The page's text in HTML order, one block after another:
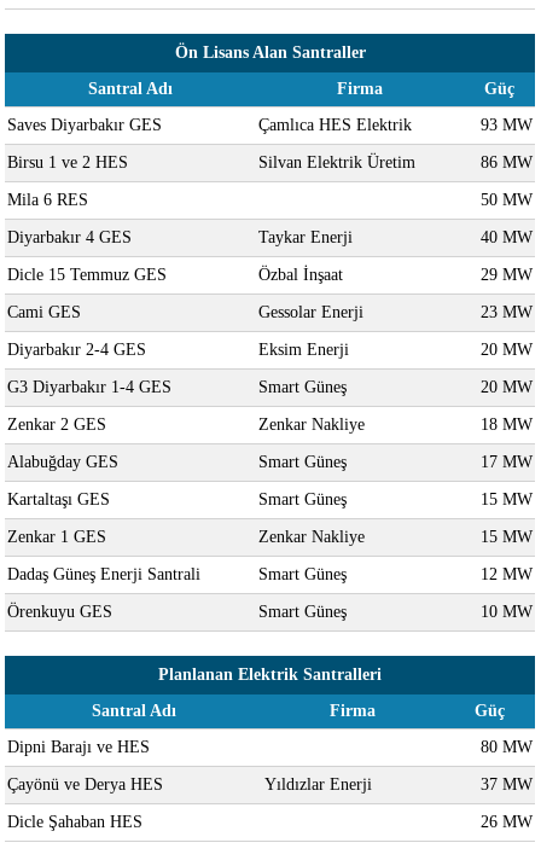
Ön Lisans Alan Santraller
Santral Adı
Firma
Güç
Saves Diyarbakır GES
Çamlıca HES Elektrik 93 MW
Birsu 1 ve 2 HES Silvan Elektrik Üretim 86 MW
Mila 6 RES 50 MW
Diyarbakır 4 GES Taykar Enerji 40 MW
Dicle 15 Temmuz GES Özbal İnşaat 29 MW
Cami GES Gessolar Enerji 23 MW
Diyarbakır 2-4 GES Eksim Enerji 20 MW
G3 Diyarbakır 1-4 GES Smart Güneş 20 MW
Zenkar 2 GES Zenkar Nakliye 18 MW
Alabuğday GES Smart Güneş 17 MW
Kartaltaşı GES Smart Güneş 15 MW
Zenkar 1 GES Zenkar Nakliye 15 MW
Dadaş Güneş Enerji Santrali Smart Güneş 12 MW
Örenkuyu GES Smart Güneş 10 MW
Planlanan Elektrik Santralleri
Santral Adı
Firma
Güç
Dipni Barajı ve HES
80 MW
Çayönü ve Derya HES Yıldızlar Enerji 37 MW
Dicle Şahaban HES 26 MW